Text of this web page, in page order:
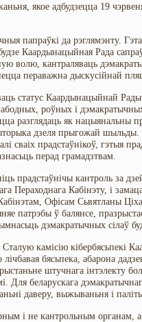
якое адбудзецца 19
папраўкі да рэглямэнту.
Каардынацыйная Рада
волю, кантраляваць
пераважна дыскусійнай
статус Каардынацыйнай Рады
роўных і
разглядаць як нацыянальны
дзеля прыгожай шыльды.
сваіх прадстаўнікоў, гэтыя
перад грамадзтвам.
прадстаўнічы кантроль за
Пераходнага Кабінэту, і
Офісам Сьвятланы
патрэбы ў балянсе,
дэмакратычных сілаў
камісію кібербясьпекі
бясьпека, абарона
штучнага інтэлекту
Для беларускага
даверу, выжываньня і
і не кантрольным органам,